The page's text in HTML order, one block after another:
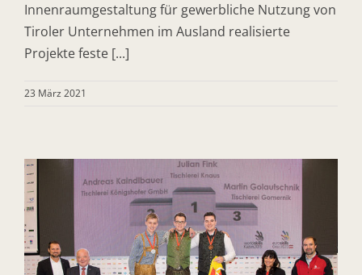
Innenraumgestaltung für gewerbliche Nutzung von
Tiroler Unternehmen im Ausland realisierte
Projekte feste [...]
23 März 2021